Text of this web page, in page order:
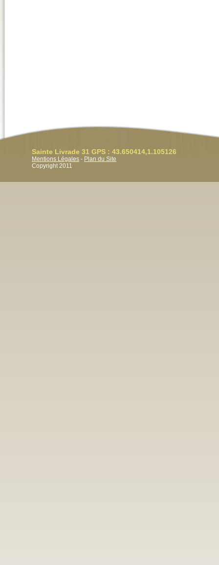
Sainte Livrade 31 GPS : 43.650414,1.105126
Mentions Légales - Plan du Site
Copyright 2011